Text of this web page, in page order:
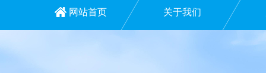
网站首页 关于我们